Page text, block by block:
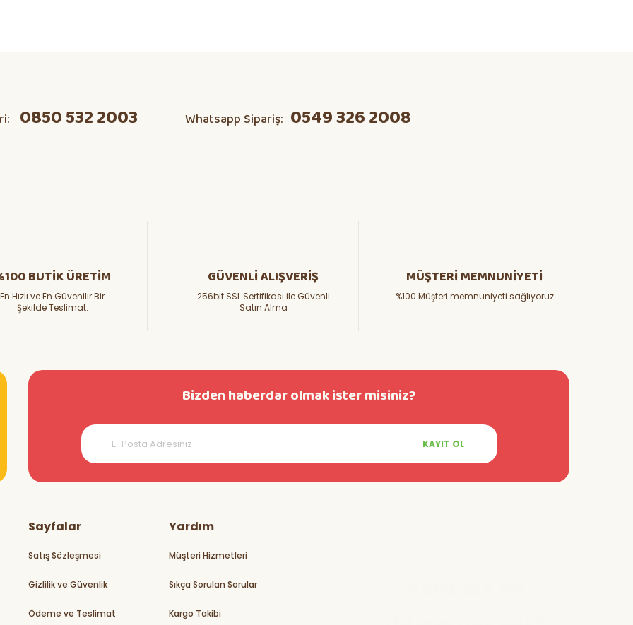
Yorum Yaz
0850 532 2003 Whatsapp Sipariş: 0549 326 2008
BUTİK ÜRETİM
En Hızlı ve En Güvenilir Bir
Şekilde Teslimat.
GÜVENLİ ALIŞVERİŞ
256bit SSL Sertifikası ile Güvenli
Satın Alma
MÜŞTERİ MEMNUNİYETİ
%100 Müşteri memnuniyeti sağlıyoruz
Bizden haberdar olmak ister misiniz?
KAYIT OL
Sayfalar
Satış Sözleşmesi
Gizlilik ve Güvenlik
Ödeme ve Teslimat
Yardım
Müşteri Hizmetleri
Sıkça Sorulan Sorular
Kargo Takibi